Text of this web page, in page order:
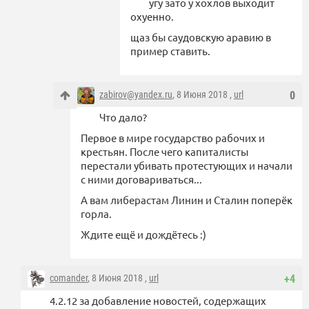
охуенно.
щаз бы саудовскую аравию в
пример ставить.
0
zabirov@yandex.ru, 8 Июня 2018 , url
Что дало?
Первое в мире государство рабочих и
крестьян. После чего капиталисты
перестали убивать протестующих и начали
с ними договариваться...
А вам либерастам Линин и Сталин поперёк
горла.
Ждите ещё и дождётесь :)
+4
comander, 8 Июня 2018 , url
4.2.12 за добавление новостей, содержащих